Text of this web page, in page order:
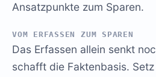
Ansatzpunkte zum Sparen.
VOM ERFASSEN ZUM SPAREN
Das Erfassen allein senkt
schafft die Faktenbasis.